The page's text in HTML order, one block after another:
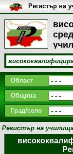
Регистър на
Област
Община
Град/село
Регистър на